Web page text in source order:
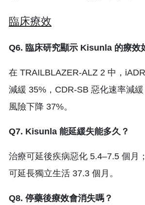
臨床療效
Q6. 臨床研究顯示 Kisunla 的療效
在 TRAILBLAZER-ALZ 2 中，
減緩 35%，CDR-SB 惡化速率減
風險下降 37%。
Q7. Kisunla 能延緩失能多久？
治療可延後疾病惡化 5.4–7.5 個月
可延長獨立生活 37.3 個月。
Q8. 停藥後療效會消失嗎？